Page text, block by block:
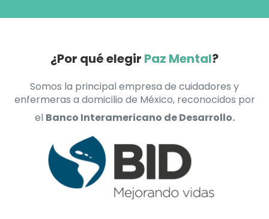
¿Por qué elegir Paz Mental?
Somos la principal empresa de cuidadores y
enfermeras a domicilio de México, reconocidos por
el Banco Interamericano de Desarrollo.